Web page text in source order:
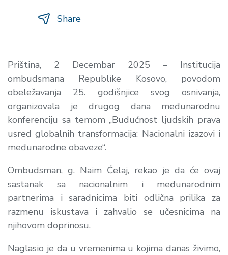
Share
Priština, 2 Decembar 2025 – Institucija
ombudsmana Republike Kosovo, povodom
obeležavanja 25. godišnjice svog osnivanja,
organizovala je drugog dana međunarodnu
konferenciju sa temom „Budućnost ljudskih prava
usred globalnih transformacija: Nacionalni izazovi i
međunarodne obaveze“.
Ombudsman, g. Naim Ćelaj, rekao je da će ovaj
sastanak sa nacionalnim i međunarodnim
partnerima i saradnicima biti odlična prilika za
razmenu iskustava i zahvalio se učesnicima na
njihovom doprinosu.
Naglasio je da u vremenima u kojima danas živimo,